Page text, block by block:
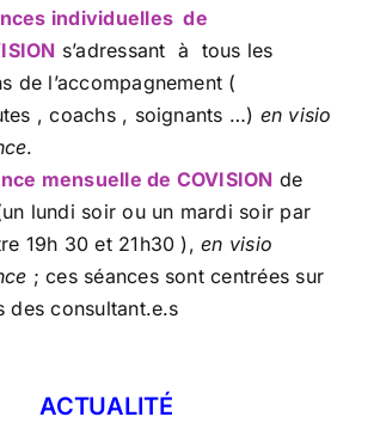
individuelles de
s’adressant à tous les
de l’accompagnement (
, coachs , soignants …) en visio
.
mensuelle de COVISION de
lundi soir ou un mardi soir par
19h 30 et 21h30 ),en visio
; ces séances sont centrées sur
des consultant.e.s
ACTUALITÉ